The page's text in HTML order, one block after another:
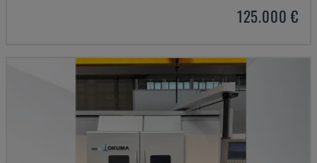
125.000 €